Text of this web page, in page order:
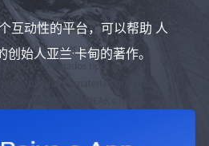
互动性的平台，可以帮助 人
始人亚兰·卡甸的著作。